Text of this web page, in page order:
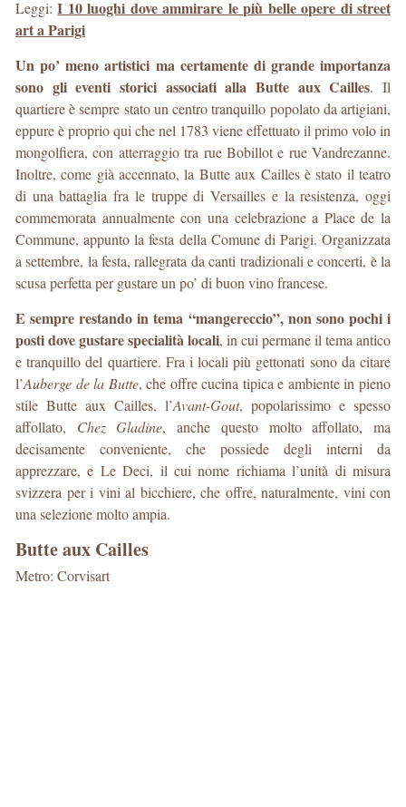
Leggi:I 10 luoghi dove ammirare le più belle opere di street
art a Parigi
Un po’ meno artistici ma certamente di grande importanza
sono gli eventi storici associati alla Butte aux Cailles. Il
quartiere è sempre stato un centro tranquillo popolato da artigiani,
eppure è proprio qui che nel 1783 viene effettuato il primo volo in
mongolfiera, con atterraggio tra rue Bobillot e rue Vandrezanne.
Inoltre, come già accennato, la Butte aux Cailles è stato il teatro
di una battaglia fra le truppe di Versailles e la resistenza, oggi
commemorata annualmente con una celebrazione a Place de la
Commune, appunto la festa della Comune di Parigi. Organizzata
a settembre, la festa, rallegrata da canti tradizionali e concerti, è la
scusa perfetta per gustare un po’ di buon vino francese.
E sempre restando in tema “mangereccio”, non sono pochi i
posti dove gustare specialità locali, in cui permane il tema antico
e tranquillo del quartiere. Fra i locali più gettonati sono da citare
l’Auberge de la Butte, che offre cucina tipica e ambiente in pieno
stile Butte aux Cailles, l’Avant-Gout, popolarissimo e spesso
affollato, Chez Gladine, anche questo molto affollato, ma
decisamente conveniente, che possiede degli interni da
apprezzare, e Le Deci, il cui nome richiama l’unità di misura
svizzera per i vini al bicchiere, che offre, naturalmente, vini con
una selezione molto ampia.
Butte aux Cailles
Metro: Corvisart